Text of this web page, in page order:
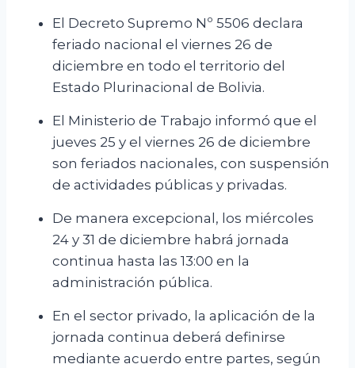
El Decreto Supremo Nº 5506 declara
feriado nacional el viernes 26 de
diciembre en todo el territorio del
Estado Plurinacional de Bolivia.
El Ministerio de Trabajo informó que el
jueves 25 y el viernes 26 de diciembre
son feriados nacionales, con suspensión
de actividades públicas y privadas.
De manera excepcional, los miércoles
24 y 31 de diciembre habrá jornada
continua hasta las 13:00 en la
administración pública.
En el sector privado, la aplicación de la
jornada continua deberá definirse
mediante acuerdo entre partes, según